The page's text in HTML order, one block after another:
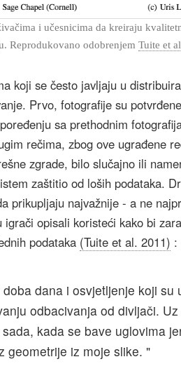
i učesnicima da kreiraju
Reprodukovano odobrenjem Tuite et
koji se često javljaju u
Prvo, fotografije su
sa prethodnim
rečima, zbog ove ugrađene
zgrade, bilo slučajno ili
zaštitio od loših podataka.
prikupljaju najvažnije - a ne
opisali koristeći kako bi
podataka (Tuite et al. 2011) :
dana i osvjetljenje koji su
odbacivanja od divljači.
kada se bave uglovima
geometrije iz moje slike. "